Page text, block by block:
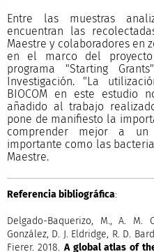
Entre las muestras
encuentran las
Maestre y colaboradores en
en el marco del proyecto
programa "Starting
Investigación. "La
BIOCOM en este estudio
añadido al trabajo
pone de manifiesto la
comprender mejor a
importante como las
Maestre.
Referencia bibliográfica:
Delgado-Baquerizo, M., A. M.
González, D. J. Eldridge, R. D.
Fierer. 2018.A global atlas of